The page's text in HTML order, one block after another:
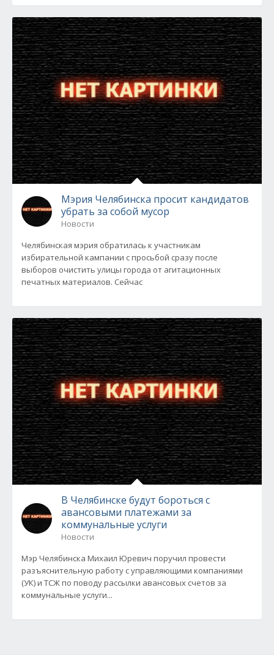
Мэрия Челябинска просит кандидатов
убрать за собой мусор
Новости
Челябинская мэрия обратилась к участникам
избирательной кампании с просьбой сразу после
выборов очистить улицы города от агитационных
печатных материалов. Сейчас
В Челябинске будут бороться с
авансовыми платежами за
коммунальные услуги
Новости
Мэр Челябинска Михаил Юревич поручил провести
разъяснительную работу с управляющими компаниями
(УК) и ТСЖ по поводу рассылки авансовых счетов за
коммунальные услуги...